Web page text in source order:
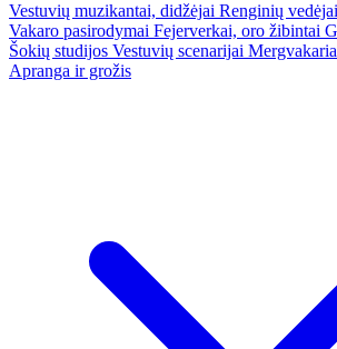
Vestuvių muzikantai, didžėjai Renginių vedėjai
Vakaro pasirodymai Fejerverkai, oro žibintai
Šokių studijos Vestuvių scenarijai
Apranga ir grožis